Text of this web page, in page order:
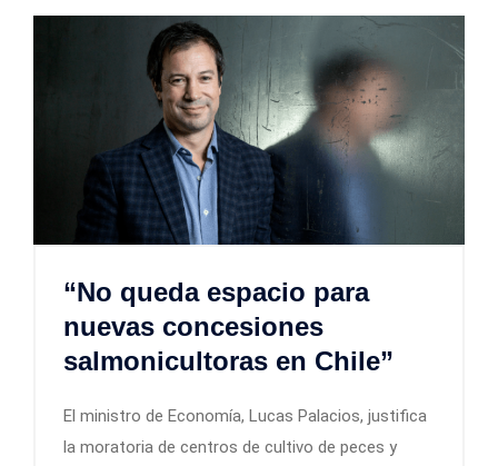
“No queda espacio para
nuevas concesiones
salmonicultoras en Chile”
El ministro de Economía, Lucas Palacios, justifica
la moratoria de centros de cultivo de peces y